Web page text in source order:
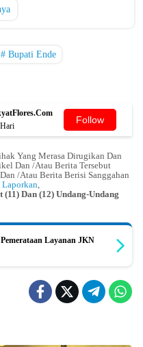
Bupati Ende
Follow
Yang Merasa Dirugikan Dan
Dan /Atau Berita Tersebut
/Atau Berita Berisi Sanggahan
Laporkan,
(11) Dan (12) Undang-Undang
Layanan JKN